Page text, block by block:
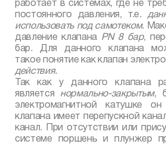
работает в системах, где не
постоянного давления, т.е.
использовать под самотеком.
давление клапана PN8 бар,
бар. Для данного клапана
такое понятие как клапан
действия.
Так как у данного клапана
является нормально-закрытым,
электромагнитной катушке
клапана имеет перепускной
канал. При отсутствии или
системе поршень и плунжер